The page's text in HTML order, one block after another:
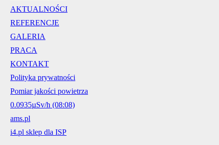
AKTUALNOŚCI
REFERENCJE
GALERIA
PRACA
KONTAKT
Polityka prywatności
Pomiar jakości powietrza
0.0935µSv/h (08:08)
ams.pl
i4.pl sklep dla ISP